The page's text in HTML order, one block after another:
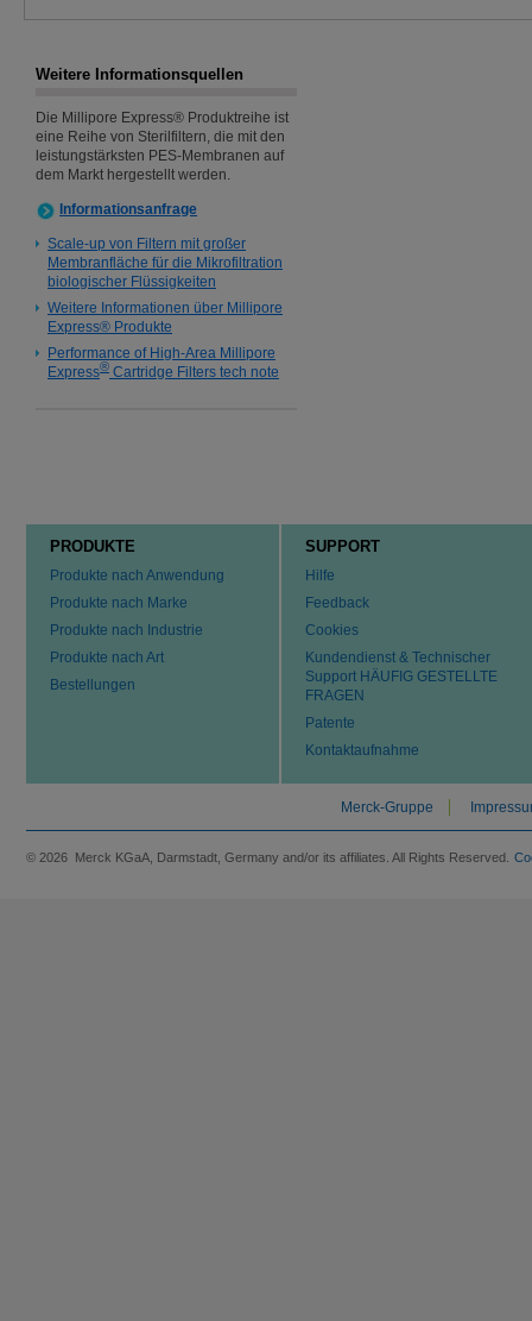
Weitere Informationsquellen
Die Millipore Express® Produktreihe ist
eine Reihe von Sterilfiltern, die mit den
leistungstärksten PES-Membranen auf
dem Markt hergestellt werden.
Informationsanfrage
Scale-up von Filtern mit großer
Membranfläche für die Mikrofiltration
biologischer Flüssigkeiten
Weitere Informationen über Millipore
Express® Produkte
Performance of High-Area Millipore
Express® Cartridge Filters tech note
PRODUKTE
Produkte nach Anwendung
Produkte nach Marke
Produkte nach Industrie
Produkte nach Art
Bestellungen
SUPPORT
Hilfe
Feedback
Cookies
Kundendienst & Technischer
Support HÄUFIG GESTELLTE
FRAGEN
Patente
Kontaktaufnahme
Merck-Gruppe
© 2026 Merck KGaA, Darmstadt, Germany and/or its affiliates. All Rights Reserved.